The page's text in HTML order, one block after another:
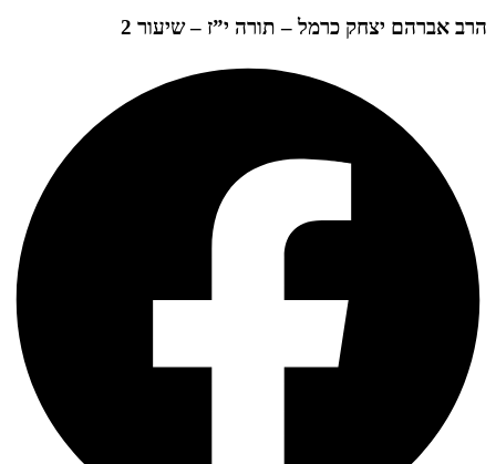
הרב אברהם יצחק כרמל – תורה י”ז – שיעור 2